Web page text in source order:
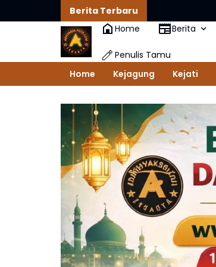
Berita Terbaru
Home
Berita
Penulis Tamu
Home
Kejagung Kejati